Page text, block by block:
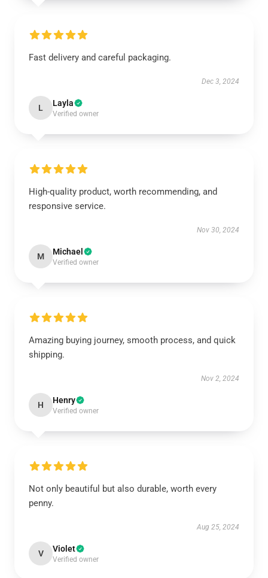
Fast delivery and careful packaging.
Dec 3, 2024
L Layla
Verified owner
High-quality product, worth recommending, and
responsive service.
Nov 30, 2024
M Michael
Verified owner
Amazing buying journey, smooth process, and quick
shipping.
Nov 2, 2024
H Henry
Verified owner
Not only beautiful but also durable, worth every
penny.
Aug 25, 2024
V Violet
Verified owner